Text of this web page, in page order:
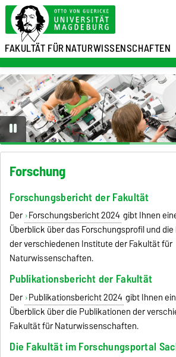
FAKULTÄT FÜRNATURWISSENSCHAFTEN
Forschung
Forschungsbericht der Fakultät
Der Forschungsbericht 2024 gibt Ihnen
Überblick über das Forschungsprofil und
der verschiedenen Institute der Fakultät für
Naturwissenschaften.
Publikationsbericht der Fakultät
Der Publikationsbericht 2024 gibt Ihnen
Überblick über die Publikationen der
Fakultät für Naturwissenschaften.
Die Fakultät im Forschungsportal